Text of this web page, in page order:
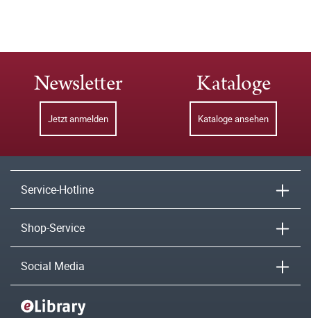
Newsletter
Jetzt anmelden
Kataloge
Kataloge ansehen
Service-Hotline
Shop-Service
Social Media